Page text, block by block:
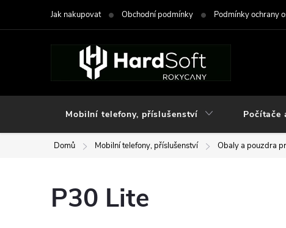
Jak nakupovat Obchodní podmínky Podmínky ochrany
Mobilní telefony, příslušenství Počítače
Domů Mobilní telefony, příslušenství Obaly a pouzdra
P30 Lite